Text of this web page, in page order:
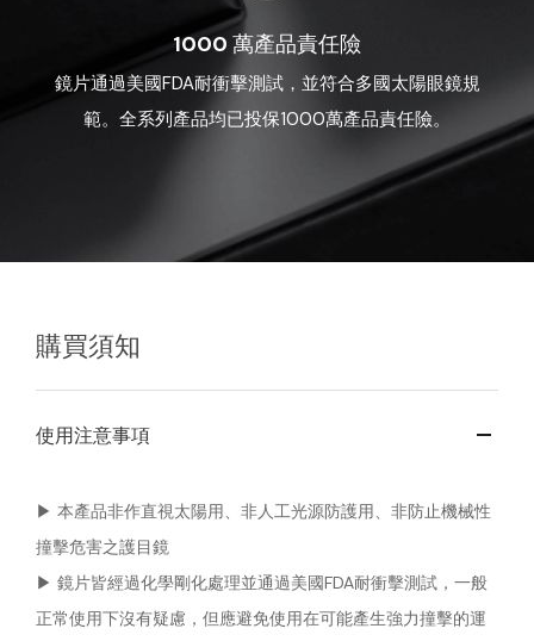
1000 萬產品責任險
鏡片通過美國FDA耐衝擊測試，並符合多國太陽眼鏡規
範。全系列產品均已投保1000萬產品責任險。
購買須知
使用注意事項
▶︎ 本產品非作直視太陽用、非人工光源防護用、非防止機械性
撞擊危害之護目鏡
▶︎ 鏡片皆經過化學剛化處理並通過美國FDA耐衝擊測試，一般
正常使用下沒有疑慮，但應避免使用在可能產生強力撞擊的運